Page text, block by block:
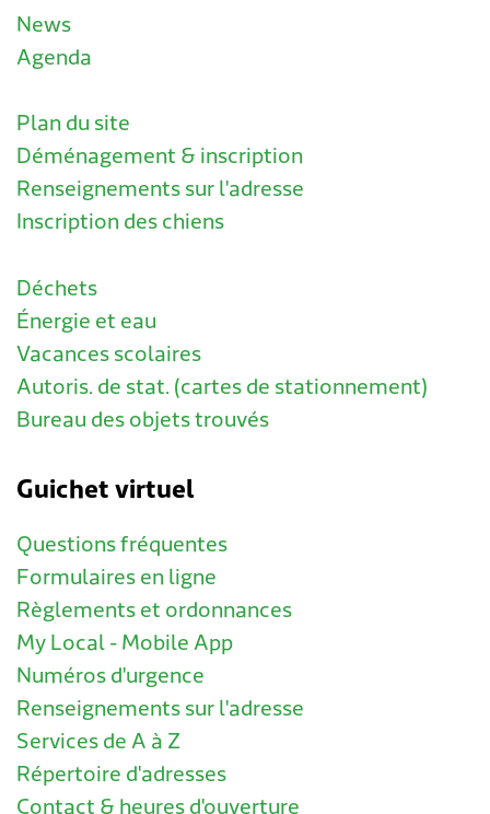
News
Agenda
Plan du site
Déménagement & inscription
Renseignements sur l'adresse
Inscription des chiens
Déchets
Énergie et eau
Vacances scolaires
Autoris. de stat. (cartes de stationnement)
Bureau des objets trouvés
Guichet virtuel
Questions fréquentes
Formulaires en ligne
Règlements et ordonnances
My Local - Mobile App
Numéros d'urgence
Renseignements sur l'adresse
Services de A à Z
Répertoire d'adresses
Contact & heures d'ouverture